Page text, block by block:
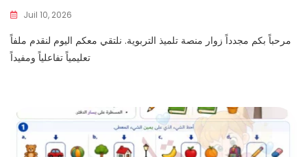
Juil 10, 2026
مرحباً بكم مجدداً زوار منصة تلميذ التربوية. نلتقي معكم اليوم لنقدم ملفاً
تعليمياً تفاعلياً ومفيداً